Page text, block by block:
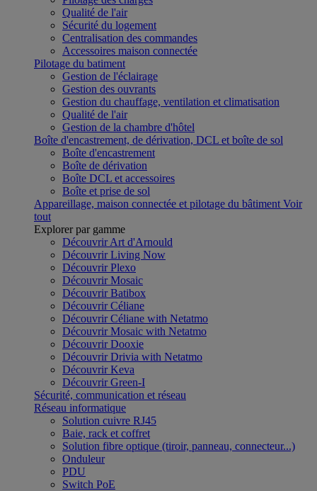
Qualité de l'air
Sécurité du logement
Centralisation des commandes
Accessoires maison connectée
Pilotage du batiment
Gestion de l'éclairage
Gestion des ouvrants
Gestion du chauffage, ventilation et climatisation
Qualité de l'air
Gestion de la chambre d'hôtel
Boîte d'encastrement, de dérivation, DCL et boîte de sol
Boîte d'encastrement
Boîte de dérivation
Boîte DCL et accessoires
Boîte et prise de sol
Appareillage, maison connectée et pilotage du bâtiment Voir
tout
Explorer par gamme
Découvrir Art d'Arnould
Découvrir Living Now
Découvrir Plexo
Découvrir Mosaic
Découvrir Batibox
Découvrir Céliane
Découvrir Céliane with Netatmo
Découvrir Mosaic with Netatmo
Découvrir Dooxie
Découvrir Drivia with Netatmo
Découvrir Keva
Découvrir Green-I
Sécurité, communication et réseau
Réseau informatique
Solution cuivre RJ45
Baie, rack et coffret
Solution fibre optique (tiroir, panneau, connecteur...)
Onduleur
PDU
Switch PoE